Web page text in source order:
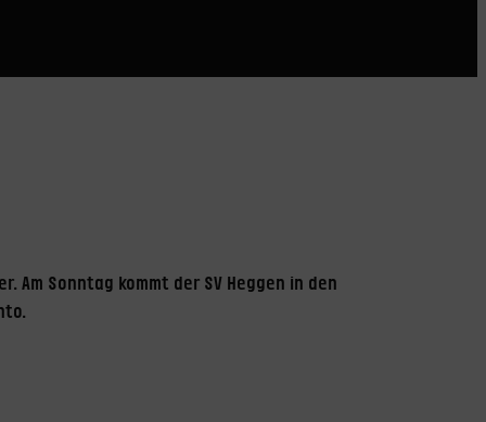
Am Sonntag kommt der SV Heggen in den